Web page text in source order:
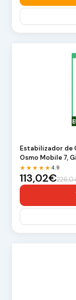
Estabilizador de
Osmo Mobile 7,
★★★★★ 4.9
113,02€